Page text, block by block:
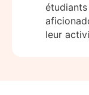
leur